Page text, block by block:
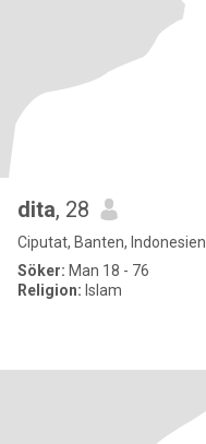
dita, 28
Ciputat, Banten, Indonesien
Söker: Man 18 - 76
Religion: Islam